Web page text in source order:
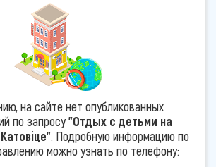
на сайте нет опубликованных
по запросу"Отдых с детьми на
. Подробную информацию по
можно узнать по телефону: